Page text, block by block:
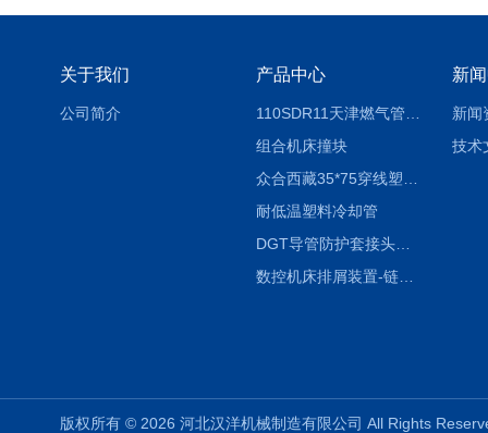
关于我们
公司简介
产品中心
组合机床撞块
耐低温塑料冷却管
DGT导管防护套接头形式与参数
数控机床排屑装置-链板式排屑机
新
新闻
技术
版权所有 © 2026 河北汉洋机械制造有限公司 All Rights